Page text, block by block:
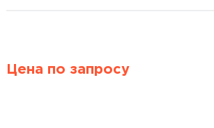
Цена по запросу